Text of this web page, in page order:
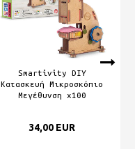
Smartivity DIY
Κατασκευή Μικροσκόπιο
Μεγέθυνση x100
34,00 EUR